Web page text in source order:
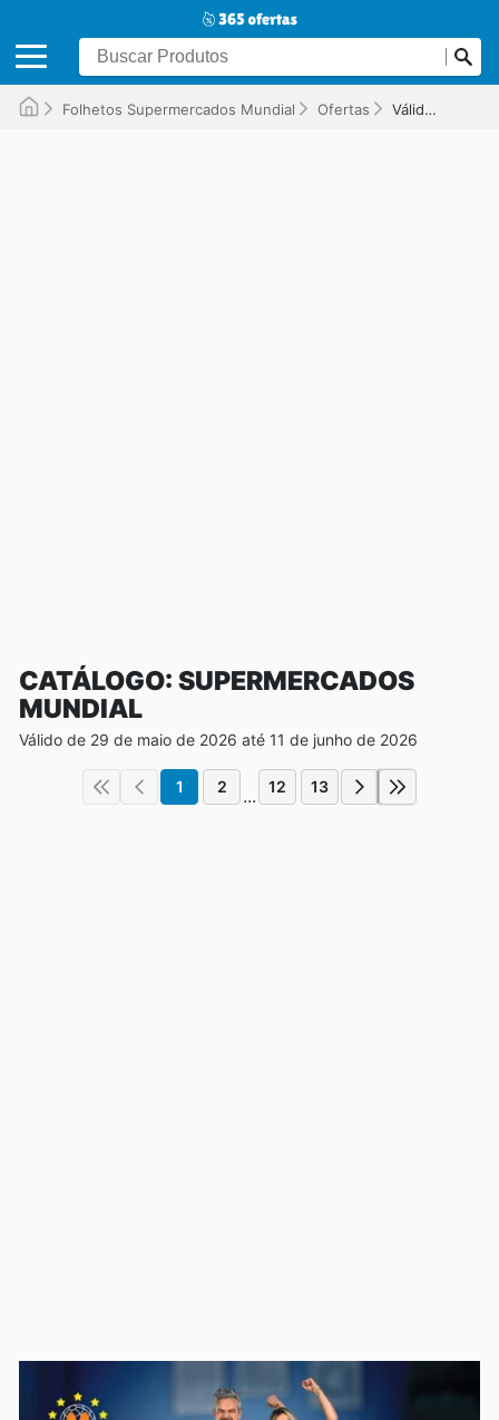
Folhetos Supermercados Mundial Ofertas Válido até 11/06/2026
CATÁLOGO: SUPERMERCADOS
MUNDIAL
Válido de 29 de maio de 2026 até 11 de junho de 2026
1 2 ... 12 13